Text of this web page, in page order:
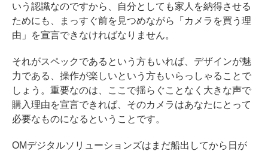
いう認識なのですから、自分としても家人を納得させる
ためにも、まっすぐ前を見つめながら「カメラを買う理
由」を宣言できなければなりません。
それがスペックであるという方もいれば、デザインが魅
力である、操作が楽しいという方もいらっしゃることで
しょう。重要なのは、ここで揺らぐことなく大きな声で
購入理由を宣言できれば、そのカメラはあなたにとって
必要なものになるということです。
OMデジタルソリューションズはまだ船出してから日が